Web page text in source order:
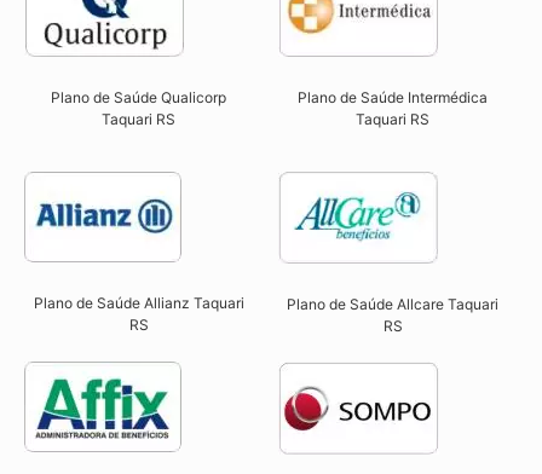
Plano de Saúde Qualicorp
Taquari RS​
Plano de Saúde Intermédica
Taquari RS
Plano de Saúde Allianz Taquari
RS​
Plano de Saúde Allcare Taquari
RS​